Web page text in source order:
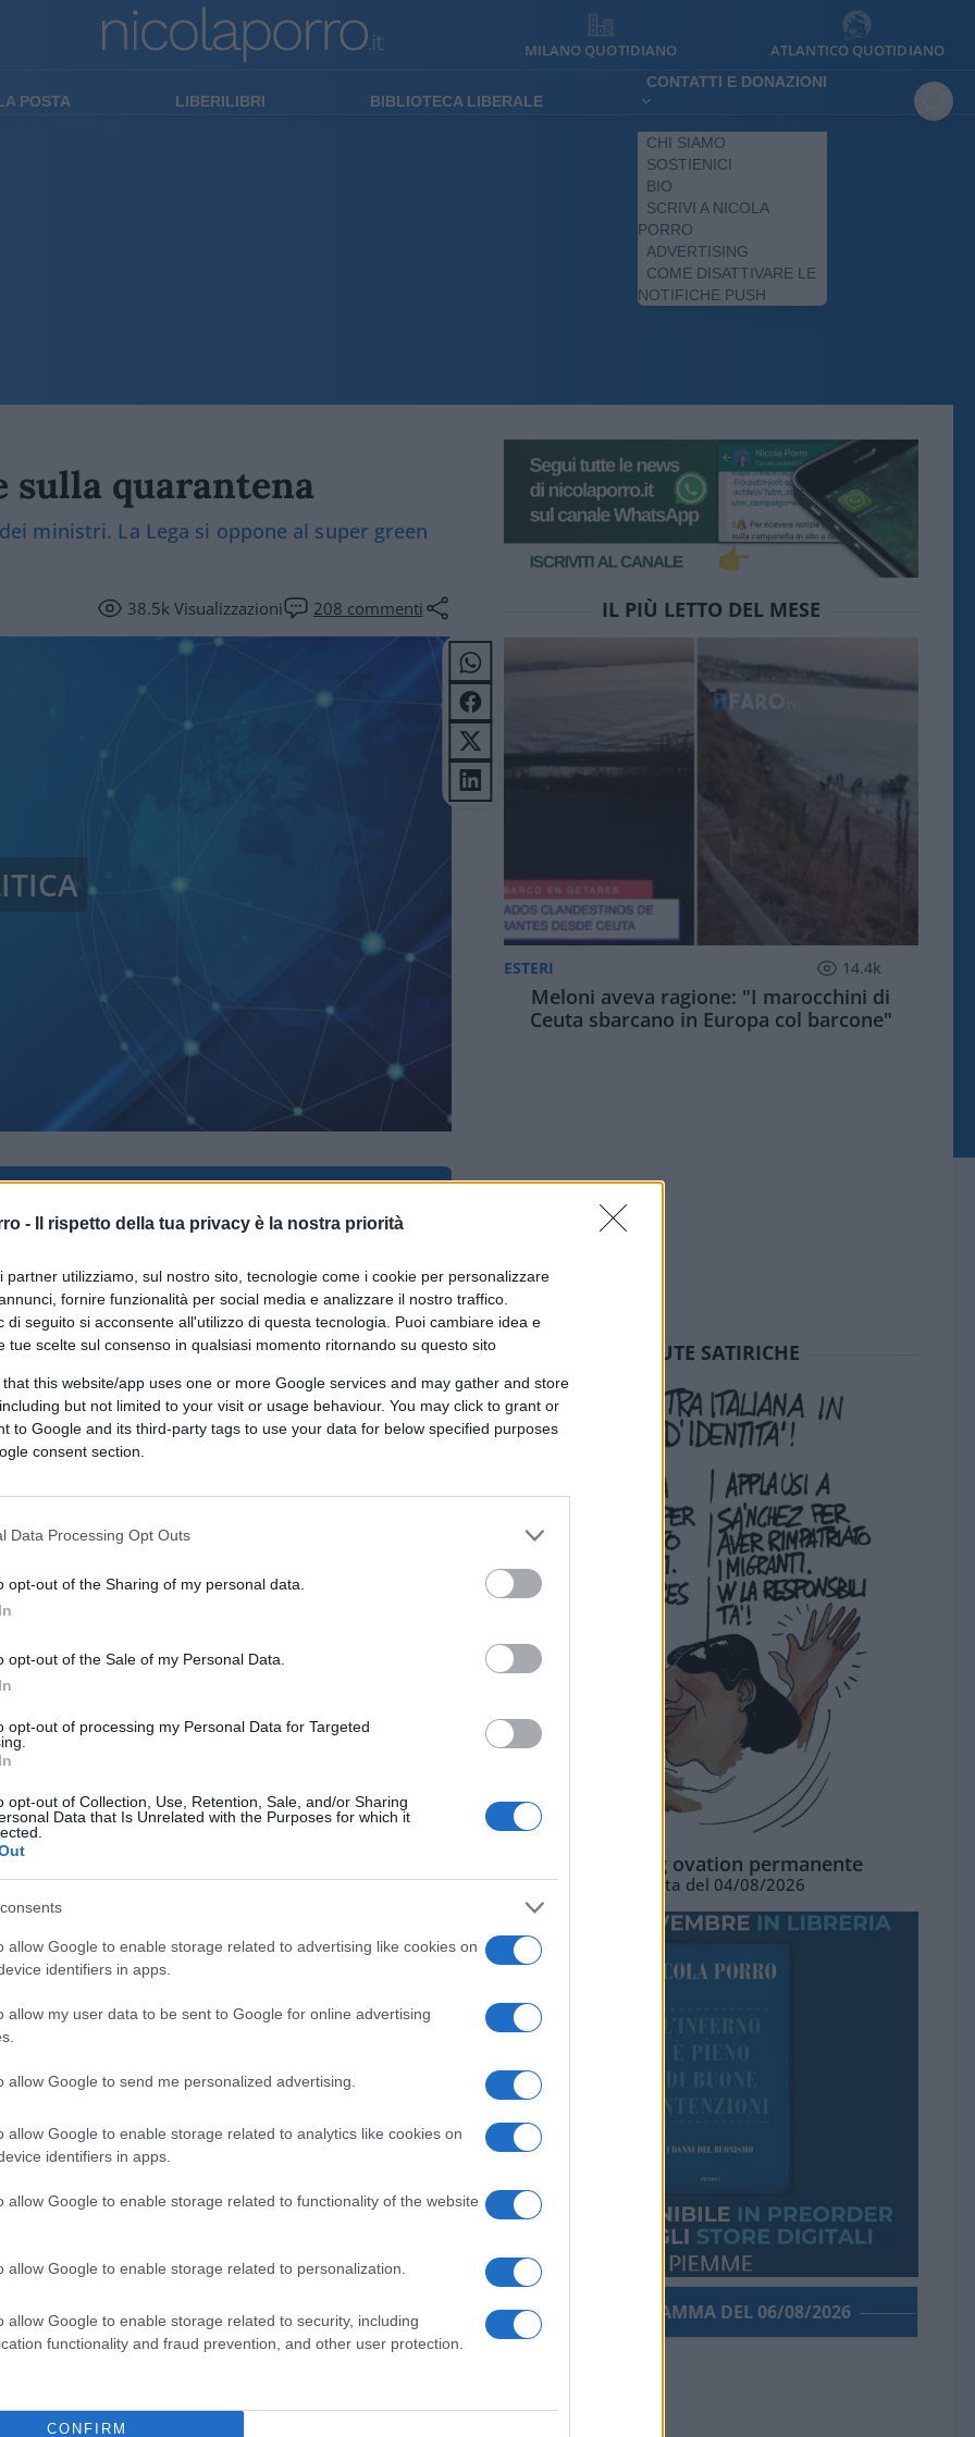
- Il rispetto della tua privacy è la nostra priorità
partner utilizziamo, sul nostro sito, tecnologie come i cookie per personalizzare
fornire funzionalità per social media e analizzare il nostro traffico.
di seguito si acconsente all'utilizzo di questa tecnologia. Puoi cambiare idea e
tue scelte sul consenso in qualsiasi momento ritornando su questo sito
that this website/app uses one or more Google services and may gather and store
but not limited to your visit or usage behaviour. You may click to grant or
to Google and its third-party tags to use your data for below specified purposes
consent section.
Data Processing Opt Outs
opt-out of the Sharing of my personal data.
opt-out of the Sale of my Personal Data.
opt-out of processing my Personal Data for Targeted
opt-out of Collection, Use, Retention, Sale, and/or Sharing
Data that Is Unrelated with the Purposes for which it
allow Google to enable storage related to advertising like cookies on
identifiers in apps.
allow my user data to be sent to Google for online advertising
allow Google to send me personalized advertising.
allow Google to enable storage related to analytics like cookies on
identifiers in apps.
allow Google to enable storage related to functionality of the website
allow Google to enable storage related to personalization.
allow Google to enable storage related to security, including
functionality and fraud prevention, and other user protection.
CONFIRM
MILANO QUOTIDIANO ATLANTICO QUOTIDIANO
POSTA LIBERILIBRI BIBLIOTECA LIBERALE
CONTATTI E DONAZIONI
CHI SIAMO
SOSTIENICI
BIO
SCRIVI A NICOLA
PORRO
ADVERTISING
COME DISATTIVARE LE
NOTIFICHE PUSH
sulla quarantena
ministri. La Lega si oppone al super green
38.5kVisualizzazioni 208 commenti
il governo mescola le regole anti
“Vai in prigione senza passare
le proposte delle Regioni e i
ha preso le decisioni definitive sulle
l’isolamento. Nella speranza che non
proposto di differenziare il
e tutti gli altri cittadini. Nel corso
a punto
avuto un contatto con un positivo.
le regole attuali: quindi quarantena di
120 giorni(vaccinato con 2 dosi o guarito
sarà di 7 giorni e poi dovranno
dose booster o con green pass
con due dosi o guariti entro i 4 mesi):
ma dovranno fare una sorta di auto-
fare attenzione all’eventuale insorgenza
qualora sintomatici – un test antigenico
all’ultima esposizione al caso”. La
negativo di un test antigenico rapido o
in tale ultimo caso la trasmissione
anche elettroniche, determina la
sorveglianza”.
sull’uso del
per accedere ai luoghi di lavoro. Il
IL PIÙ LETTO DEL MESE
ESTERI 14.4k
Meloni aveva ragione: "I marocchini di
Ceuta sbarcano in Europa col barcone"
SEDUTE SATIRICHE
La standing ovation permanente
Vignetta del 04/08/2026
PORROGRAMMA DEL 06/08/2026